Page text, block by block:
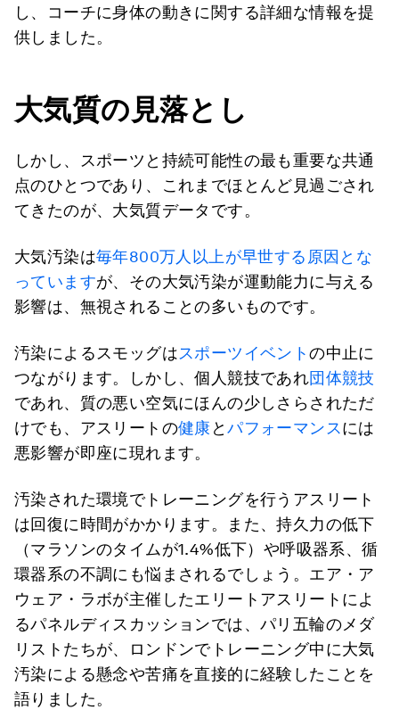
し、コーチに身体の動きに関する詳細な情報を提
供しました。
大気質の見落とし
しかし、スポーツと持続可能性の最も重要な共通
点のひとつであり、これまでほとんど見過ごされ
てきたのが、大気質データです。
大気汚染は毎年800万人以上が早世する原因とな
っていますが、その大気汚染が運動能力に与える
影響は、無視されることの多いものです。
汚染によるスモッグはスポーツイベントの中止に
つながります。しかし、個人競技であれ団体競技
であれ、質の悪い空気にほんの少しさらされただ
けでも、アスリートの健康とパフォーマンスには
悪影響が即座に現れます。
汚染された環境でトレーニングを行うアスリート
は回復に時間がかかります。また、持久力の低下
（マラソンのタイムが1.4%低下）や呼吸器系、循
環器系の不調にも悩まされるでしょう。エア・ア
ウェア・ラボが主催したエリートアスリートによ
るパネルディスカッションでは、パリ五輪のメダ
リストたちが、ロンドンでトレーニング中に大気
汚染による懸念や苦痛を直接的に経験したことを
語りました。